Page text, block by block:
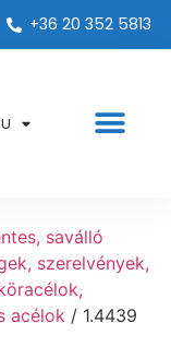
+36 20 352 5813
PT
saválló
szerelvények,
acélok / 1.4439